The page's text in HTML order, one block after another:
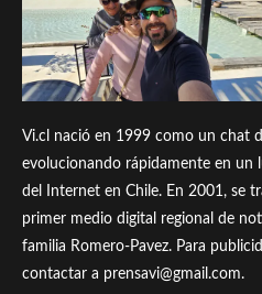
Vi.cl nació en 1999 como un chat
evolucionando rápidamente en un
del Internet en Chile. En 2001, se
primer medio digital regional de
familia Romero-Pavez. Para
contactar a prensavi@gmail.com.